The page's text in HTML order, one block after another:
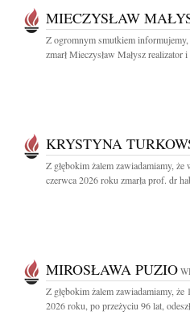
MIECZYSŁAW
Z ogromnym smutkiem
zmarł Mieczysław Małysz realizator i
KRYSTYNA
Z głębokim żalem zawiadamiamy, że
czerwca 2026 roku zmarła prof. dr
MIROSŁAWA PUZIO
Z głębokim żalem zawiadamiamy, że
2026 roku, po przeżyciu 96 lat,